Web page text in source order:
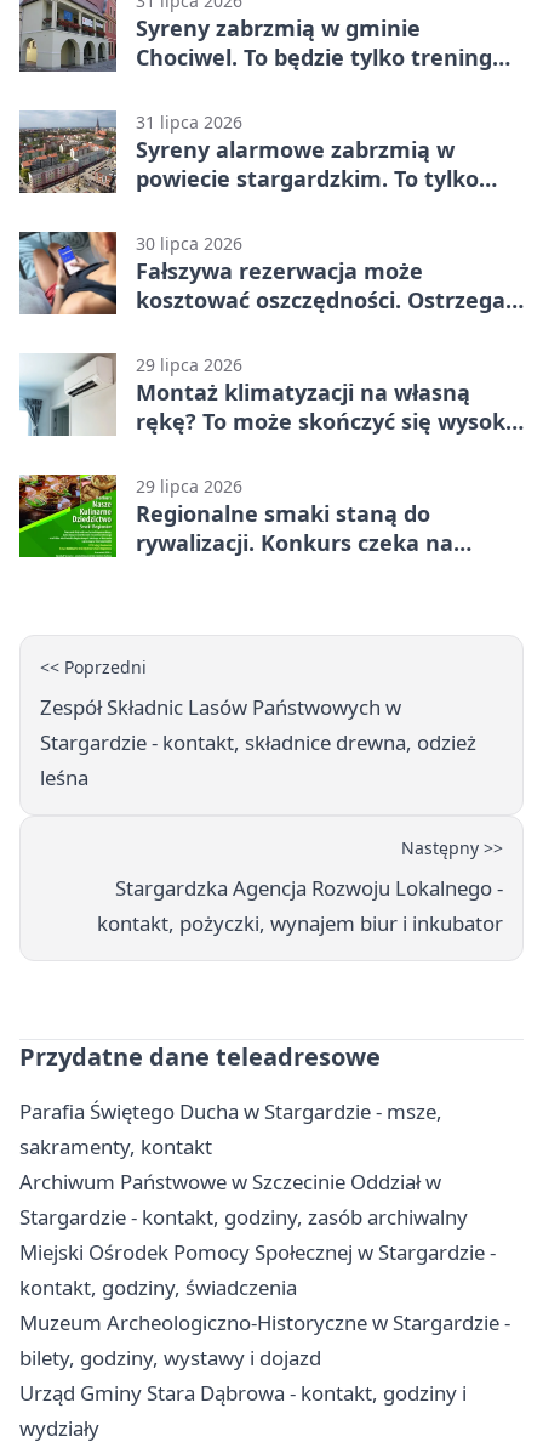
Syreny zabrzmią w gminie
Chociwel. To będzie tylko trening
31 lipca 2026
Syreny alarmowe zabrzmią w
powiecie stargardzkim. To tylko
30 lipca 2026
Fałszywa rezerwacja może
kosztować oszczędności. Ostrzega
29 lipca 2026
Montaż klimatyzacji na własną
rękę? To może skończyć się wysoką
29 lipca 2026
Regionalne smaki staną do
rywalizacji. Konkurs czeka na
<< Poprzedni
Zespół Składnic Lasów Państwowych w
Stargardzie - kontakt, składnice drewna, odzież
leśna
Następny >>
Stargardzka Agencja Rozwoju Lokalnego -
kontakt, pożyczki, wynajem biur i inkubator
Przydatne dane teleadresowe
Parafia Świętego Ducha w Stargardzie - msze,
sakramenty, kontakt
Archiwum Państwowe w Szczecinie Oddział w
Stargardzie - kontakt, godziny, zasób archiwalny
Miejski Ośrodek Pomocy Społecznej w Stargardzie -
kontakt, godziny, świadczenia
Muzeum Archeologiczno-Historyczne w Stargardzie -
bilety, godziny, wystawy i dojazd
Urząd Gminy Stara Dąbrowa - kontakt, godziny i
wydziały